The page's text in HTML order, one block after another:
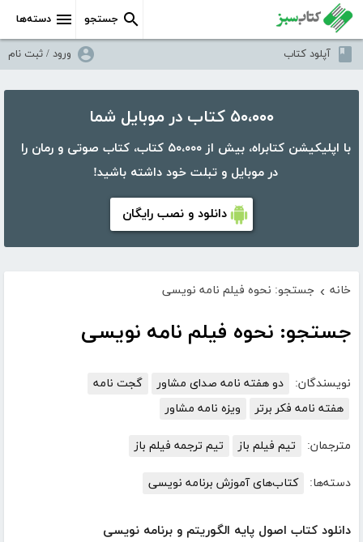
دسته‌ها جستجو
آپلود کتاب ورود / ثبت نام
۵۰،۰۰۰ کتاب در موبایل شما
با اپلیکیشن کتابراه، بیش از ۵۰،۰۰۰ کتاب، کتاب صوتی و رمان را
در موبایل و تبلت خود داشته باشید!
دانلود و نصب رایگان
خانه › جستجو: نحوه فیلم نامه نویسی
جستجو: نحوه فیلم نامه نویسی
نویسندگان: دو هفته نامه صدای مشاور
گجت نامه
هفته نامه فکر برتر
ویزه نامه مشاور
مترجمان: تیم فیلم باز تیم ترجمه فیلم باز
دسته‌ها: کتاب‌های آموزش برنامه نویسی
دانلود کتاب اصول پایه الگوریتم و برنامه نویسی